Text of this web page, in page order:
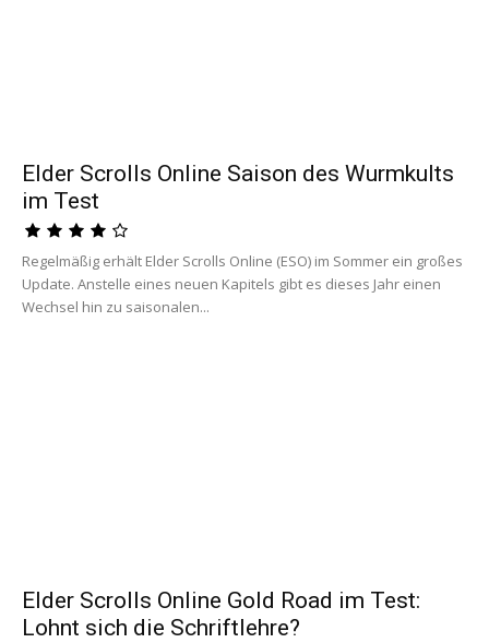
Elder Scrolls Online Saison des Wurmkults
im Test
Regelmäßig erhält Elder Scrolls Online (ESO) im Sommer ein großes
Update. Anstelle eines neuen Kapitels gibt es dieses Jahr einen
Wechsel hin zu saisonalen...
Elder Scrolls Online Gold Road im Test:
Lohnt sich die Schriftlehre?